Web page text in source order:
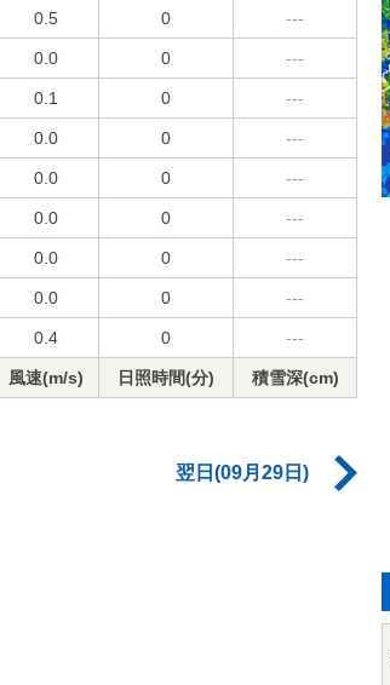
0.5 0 ---
0.0 0 ---
0.1 0 ---
0.0 0 ---
0.0 0 ---
0.0 0 ---
0.0 0 ---
0.0 0 ---
0.4 0 ---
風速(m/s) 日照時間(分) 積雪深(cm)
翌日(09月29日)